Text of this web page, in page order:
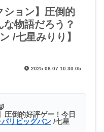
ション】圧倒的
物語だろう？
/七星みりり】
2025.08.07 10:30.05
圧倒的好評ゲー！今日
リビッグバン/七星